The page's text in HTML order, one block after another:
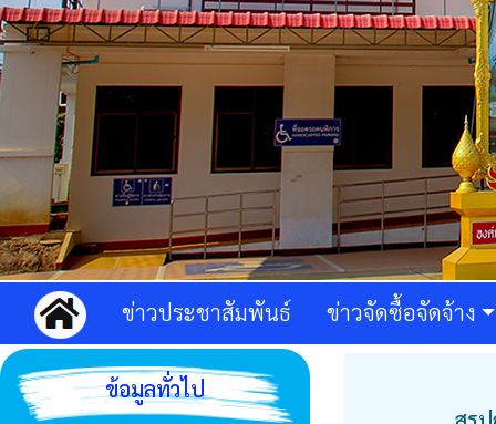
ข่าวประชาสัมพันธ์ ข่าวจัดซื้อจัดจ้าง
ข้อมูลทั่วไป